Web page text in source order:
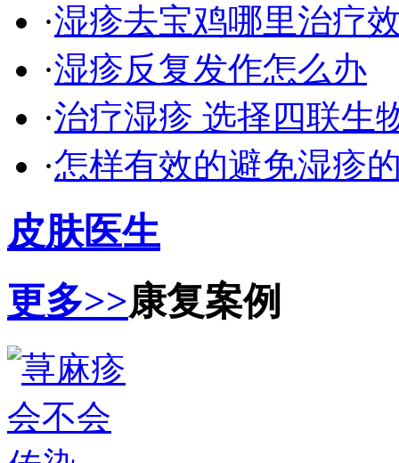
·湿疹去宝鸡哪里治疗
·湿疹反复发作怎么办
·治疗湿疹 选择四联生
·怎样有效的避免湿疹
皮肤医生
更多>>康复案例